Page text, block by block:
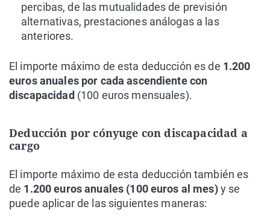
percibas, de las mutualidades de previsión
alternativas, prestaciones análogas a las
anteriores.
El importe máximo de esta deducción es de 1.200
euros anuales por cada ascendiente con
discapacidad (100 euros mensuales).
Deducción por cónyuge con discapacidad a
cargo
El importe máximo de esta deducción también es
de 1.200 euros anuales (100 euros al mes)y se
puede aplicar de las siguientes maneras: